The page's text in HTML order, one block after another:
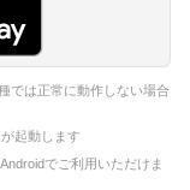
では正常に動作しない場合
起動します
でご利用いただけま